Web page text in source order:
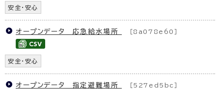
安全・安心
オープンデータ 応急給水場所 ［8a078e60］
安全・安心
オープンデータ 指定避難場所 ［527ed5bc］